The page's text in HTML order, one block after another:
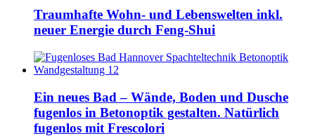
Traumhafte Wohn- und Lebenswelten inkl.
neuer Energie durch Feng-Shui
Ein neues Bad – Wände, Boden und Dusche
fugenlos in Betonoptik gestalten. Natürlich
fugenlos mit Frescolori